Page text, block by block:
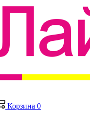
Корзина 0